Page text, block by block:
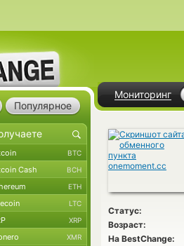
Мониторинг
Статус:
Возраст:
На BestChange:
Популярное
BTC
Cash BCH
ETH
LTC
XRP
XMR